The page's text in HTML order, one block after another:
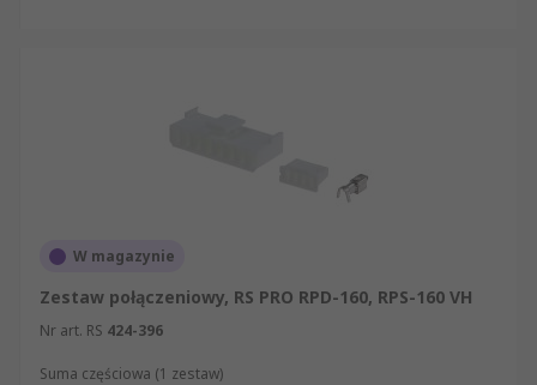
W magazynie
Zestaw połączeniowy, RS PRO RPD-160, RPS-160 VH
Nr art. RS 424-396
Suma częściowa (1 zestaw)